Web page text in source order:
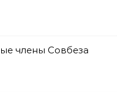
члены Совбеза